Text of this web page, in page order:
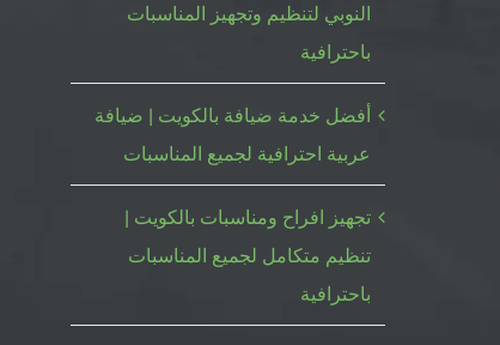
النوبي لتنظيم وتجهيز المناسبات
باحترافية
أفضل خدمة ضيافة بالكويت | ضيافة
عربية احترافية لجميع المناسبات
تجهيز افراح ومناسبات بالكويت |
تنظيم متكامل لجميع المناسبات
باحترافية